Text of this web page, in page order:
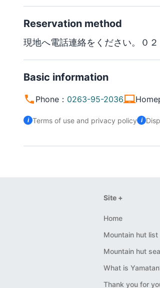
Reservation method
現地へ電話連絡をください。０
Basic information
Phone ： 0263-95-2036
Terms of use and privacy policy
Site +
Home
Mountain hut list
Mountain hut
What is
Thank you for